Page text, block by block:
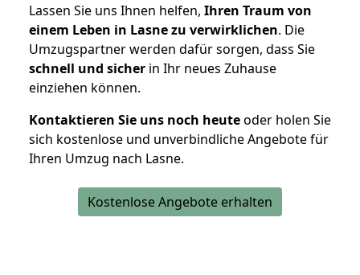
Lassen Sie uns Ihnen helfen, Ihren Traum von
einem Leben in Lasne zu verwirklichen. Die
Umzugspartner werden dafür sorgen, dass Sie
schnell und sicher in Ihr neues Zuhause
einziehen können.
Kontaktieren Sie uns noch heuteoder holen Sie
sich kostenlose und unverbindliche Angebote für
Ihren Umzug nach Lasne.
Kostenlose Angebote erhalten